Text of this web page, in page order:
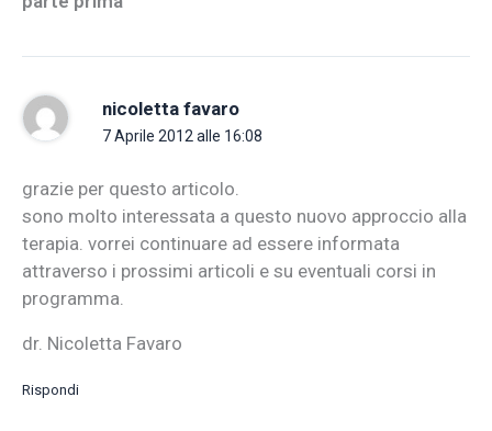
nicoletta favaro
7 Aprile 2012 alle 16:08
grazie per questo articolo.
sono molto interessata a questo nuovo approccio alla
terapia. vorrei continuare ad essere informata
attraverso i prossimi articoli e su eventuali corsi in
programma.
dr. Nicoletta Favaro
Rispondi